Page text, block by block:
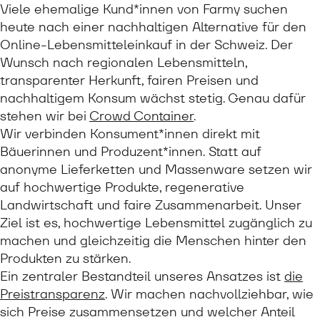
Viele ehemalige Kund*innen von Farmy suchen
heute nach einer nachhaltigen Alternative für den
Online-Lebensmitteleinkauf in der Schweiz. Der
Wunsch nach regionalen Lebensmitteln,
transparenter Herkunft, fairen Preisen und
nachhaltigem Konsum wächst stetig. Genau dafür
stehen wir bei Crowd Container.
Wir verbinden Konsument*innen direkt mit
Bäuerinnen und Produzent*innen. Statt auf
anonyme Lieferketten und Massenware setzen wir
auf hochwertige Produkte, regenerative
Landwirtschaft und faire Zusammenarbeit. Unser
Ziel ist es, hochwertige Lebensmittel zugänglich zu
machen und gleichzeitig die Menschen hinter den
Produkten zu stärken.
Ein zentraler Bestandteil unseres Ansatzes ist die
Preistransparenz. Wir machen nachvollziehbar, wie
sich Preise zusammensetzen und welcher Anteil